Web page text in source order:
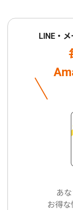
LINE・
あ
お得